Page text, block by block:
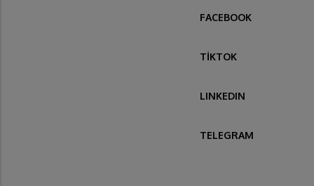
FACEBOOK
TİKTOK
LINKEDIN
TELEGRAM